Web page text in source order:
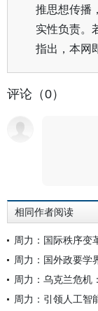
推思想传播
实性负责。
指出，本网
评论（0）
相同作者阅读
周力：国外政要学